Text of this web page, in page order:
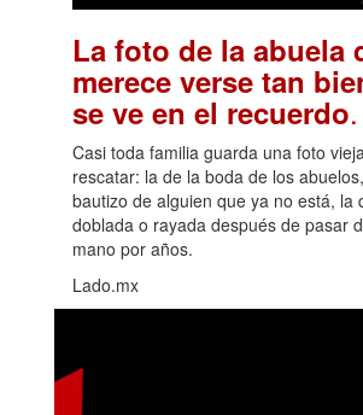
La foto de la abuela
merece verse tan
se ve en el recuerdo.
Casi toda familia guarda una foto
rescatar: la de la boda de los
bautizo de alguien que ya no está, la
doblada o rayada después de pasar
mano por años.
Lado.mx